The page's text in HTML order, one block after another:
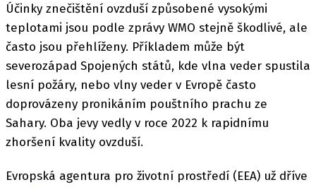
Účinky znečištění ovzduší způsobené vysokými
teplotami jsou podle zprávy WMO stejně škodlivé, ale
často jsou přehlíženy. Příkladem může být
severozápad Spojených států, kde vlna veder spustila
lesní požáry, nebo vlny veder v Evropě často
doprovázeny pronikáním pouštního prachu ze
Sahary. Oba jevy vedly v roce 2022 k rapidnímu
zhoršení kvality ovzduší.
Evropská agentura pro životní prostředí (EEA) už dříve